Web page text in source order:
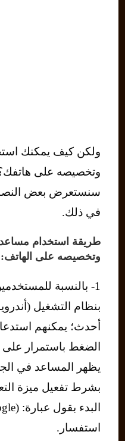
ولكن كيف يمكنك
وتخصيصه على هاتفك؟
سنستعرض بعض
في ذلك.
وتخصيصه على الهاتف:
1- بالنسبة
بنظام التشغيل
أحدث؛ يمكنهم
الضغط باستمرار
يظهر المساعد في
بشرط تفعيل ميزة
استفسار.